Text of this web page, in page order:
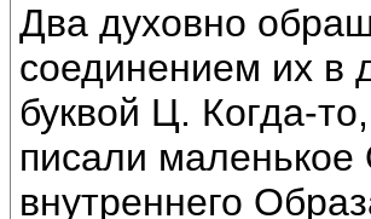
Два духовно
соединением их в
буквой Ц. Когда-
писали
внутреннего